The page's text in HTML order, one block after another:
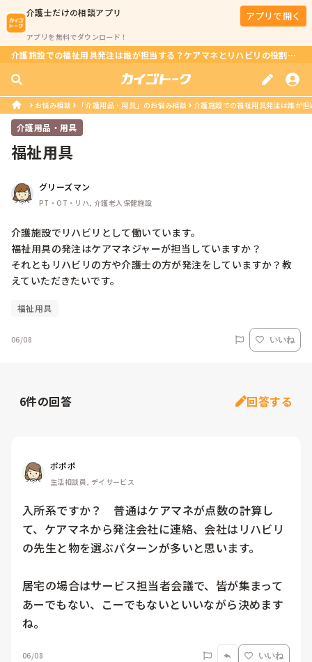
介護士だけの相談アプリ
アプリを無料でダウンロード！
アプリで開く
介護施設での福祉用具発注は誰が担当する？ケアマネとリハビリの役割とは？
お悩み相談 「介護用品・用具」のお悩み相談 介護施設での福祉用具発注は誰が
介護用品・用具
福祉用具
グリーズマン
PT・OT・リハ, 介護老人保健施設
介護施設でリハビリとして働いています。
福祉用具の発注はケアマネジャーが担当していますか？
それともリハビリの方や介護士の方が発注をしていますか？教
えていただきたいです。
福祉用具
06/08 いいね
6件の回答 回答する
ポポポ
生活相談員, デイサービス
入所系ですか？　普通はケアマネが点数の計算し
て、ケアマネから発注会社に連絡、会社はリハビリ
の先生と物を選ぶパターンが多いと思います。
居宅の場合はサービス担当者会議で、皆が集まって
あーでもない、こーでもないといいながら決めます
ね。
06/08 いいね